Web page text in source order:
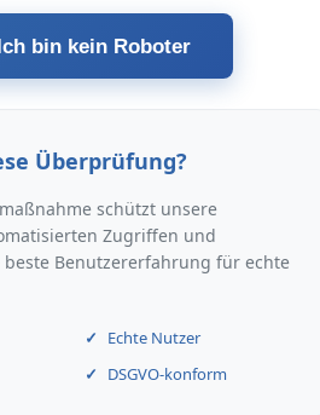
bin kein Roboter
Überprüfung?
schützt unsere
Zugriffen und
Benutzererfahrung für echte
Echte Nutzer
DSGVO-konform